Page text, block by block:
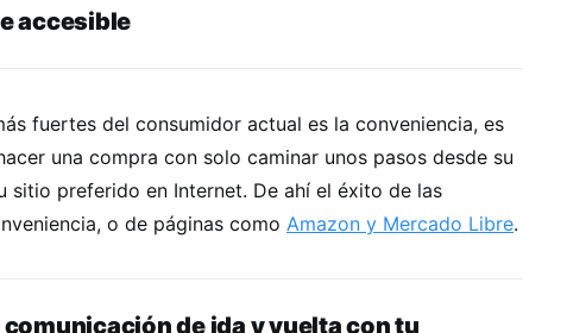
accesible
fuertes del consumidor actual es la conveniencia, es
una compra con solo caminar unos pasos desde su
sitio preferido en Internet. De ahí el éxito de las
o de páginas como Amazon y Mercado Libre.
comunicación de ida y vuelta con tu